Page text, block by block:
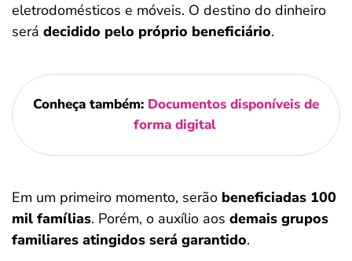
eletrodomésticos e móveis. O destino do dinheiro
será decidido pelo próprio beneficiário.
Conheça também: Documentos disponíveis de
forma digital
Em um primeiro momento, serão beneficiadas 100
mil famílias. Porém, o auxílio aos demais grupos
familiares atingidos será garantido.